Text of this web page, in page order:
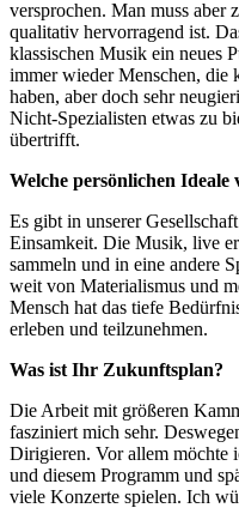
versprochen. Man muss aber
qualitativ hervorragend ist.
klassischen Musik ein neues
immer wieder Menschen, die
haben, aber doch sehr
Nicht-Spezialisten etwas zu
übertrifft.
Welche persönlichen
Es gibt in unserer
Einsamkeit. Die Musik, live
sammeln und in eine andere
weit von Materialismus und
Mensch hat das tiefe
erleben und teilzunehmen.
Was ist Ihr Zukunftsplan?
Die Arbeit mit größeren
fasziniert mich sehr.
Dirigieren. Vor allem möchte
und diesem Programm und
viele Konzerte spielen. Ich